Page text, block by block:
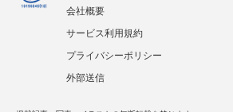
会社概要
サービス利用規約
プライバシーポリシー
外部送信